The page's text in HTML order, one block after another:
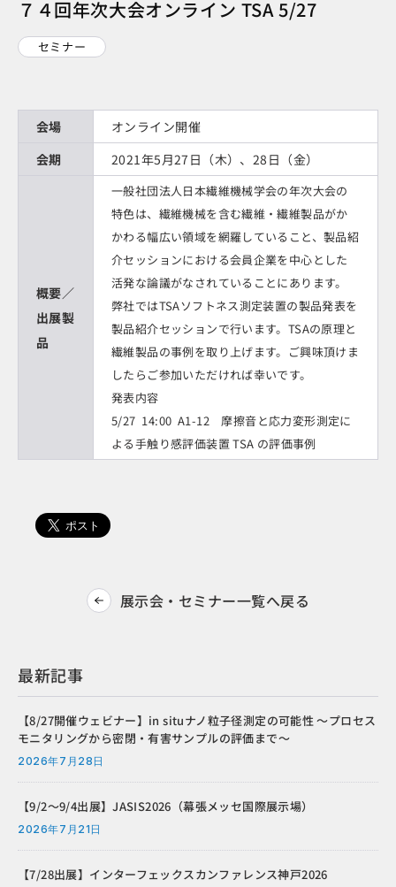
７４回年次大会オンライン TSA 5/27
セミナー
会場
オンライン開催
会期
2021年5月27日（木）、28日（金）
概要／
出展製
品
一般社団法人日本繊維機械学会の年次大会の
特色は、繊維機械を含む繊維・繊維製品がか
かわる幅広い領域を網羅していること、製品紹
介セッションにおける会員企業を中心とした
活発な論議がなされていることにあります。
弊社ではTSAソフトネス測定装置の製品発表を
製品紹介セッションで行います。TSAの原理と
繊維製品の事例を取り上げます。ご興味頂けま
したらご参加いただければ幸いです。
発表内容
5/27 14:00 A1-12 摩擦音と応力変形測定に
よる手触り感評価装置 TSA の評価事例
展示会・セミナー一覧へ戻る
最新記事
【8/27開催ウェビナー】in situナノ粒子径測定の可能性 ～プロセス
モニタリングから密閉・有害サンプルの評価まで～
2026年7月28日
【9/2～9/4出展】JASIS2026（幕張メッセ国際展示場）
2026年7月21日
【7/28出展】インターフェックスカンファレンス神戸2026